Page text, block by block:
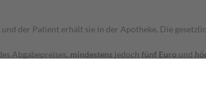
der Patient erhält sie in der Apotheke. Die
Abgabepreises, mindestens jedoch fünf Euro und